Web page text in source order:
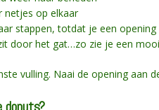
netjes op elkaar
stappen, totdat je een
door het gat…zo zie je een
vulling. Naai de opening aan
donuts?